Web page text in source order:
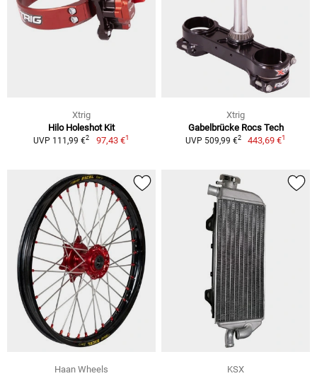
Xtrig
Hilo Holeshot Kit
UVP 111,99 €2 97,43 €1
Xtrig
Gabelbrücke Rocs Tech
UVP 509,99 €2 443,69 €1
Haan Wheels
KSX